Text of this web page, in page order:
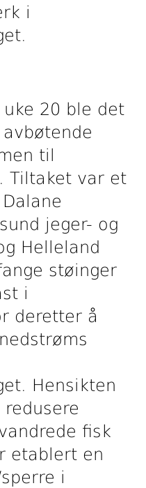
i
20 ble det
til
Tiltaket var et
jeger- og
Helleland
støinger
i
deretter å
Hensikten
fisk
etablert en
i